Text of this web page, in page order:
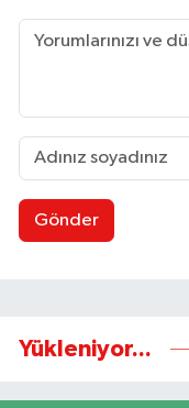
Gönder
Yükleniyor...